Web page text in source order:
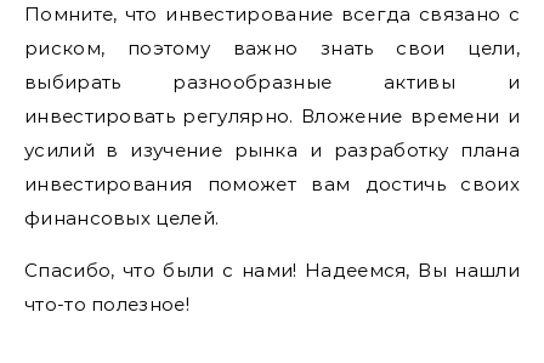
Помните, что инвестирование всегда связано с
риском, поэтому важно знать свои цели,
выбирать разнообразные активы и
инвестировать регулярно. Вложение времени и
усилий в изучение рынка и разработку плана
инвестирования поможет вам достичь своих
финансовых целей.
Спасибо, что были с нами! Надеемся, Вы нашли
что-то полезное!